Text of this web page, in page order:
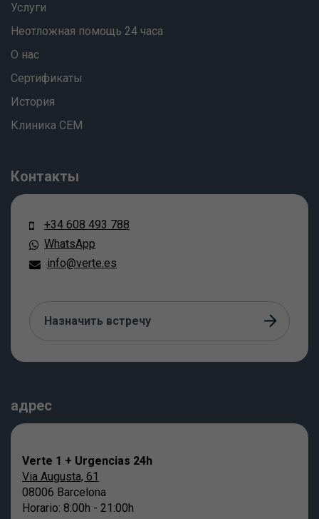
Услуги
Неотложная помощь 24 часа
О нас
Сертификаты
История
Клиника СЕМ
Контакты
+34 608 493 788
WhatsApp
info@verte.es
Назначить встречу
адрес
Verte 1 + Urgencias 24h
Via Augusta, 61
08006 Barcelona
Horario: 8:00h - 21:00h